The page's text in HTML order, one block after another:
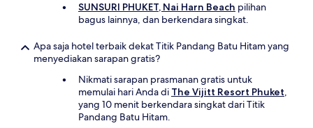
SUNSURI PHUKET, Nai Harn Beach pilihan
bagus lainnya, dan berkendara singkat.
Apa saja hotel terbaik dekat Titik Pandang Batu Hitam yang
menyediakan sarapan gratis?
Nikmati sarapan prasmanan gratis untuk
memulai hari Anda di The Vijitt Resort Phuket,
yang 10 menit berkendara singkat dari Titik
Pandang Batu Hitam.